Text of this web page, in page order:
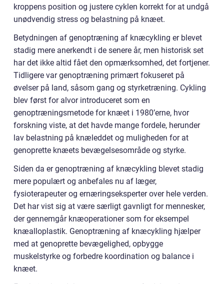
kroppens position og justere cyklen korrekt for at undgå
unødvendig stress og belastning på knæet.
Betydningen af genoptræning af knæcykling er blevet
stadig mere anerkendt i de senere år, men historisk set
har det ikke altid fået den opmærksomhed, det fortjener.
Tidligere var genoptræning primært fokuseret på
øvelser på land, såsom gang og styrketræning. Cykling
blev først for alvor introduceret som en
genoptræningsmetode for knæet i 1980’erne, hvor
forskning viste, at det havde mange fordele, herunder
lav belastning på knæleddet og muligheden for at
genoprette knæets bevægelsesområde og styrke.
Siden da er genoptræning af knæcykling blevet stadig
mere populært og anbefales nu af læger,
fysioterapeuter og ernæringseksperter over hele verden.
Det har vist sig at være særligt gavnligt for mennesker,
der gennemgår knæoperationer som for eksempel
knæalloplastik. Genoptræning af knæcykling hjælper
med at genoprette bevægelighed, opbygge
muskelstyrke og forbedre koordination og balance i
knæet.